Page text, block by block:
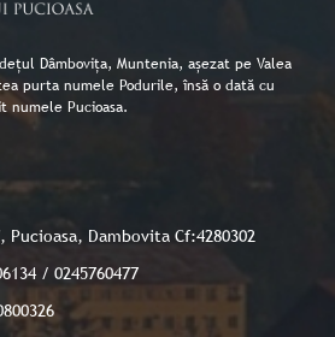
Dâmbovița, Muntenia, așezat pe Valea
purta numele Podurile, însă o dată cu
numele Pucioasa.
Pucioasa, Dambovita Cf:4280302
/ 0245760477